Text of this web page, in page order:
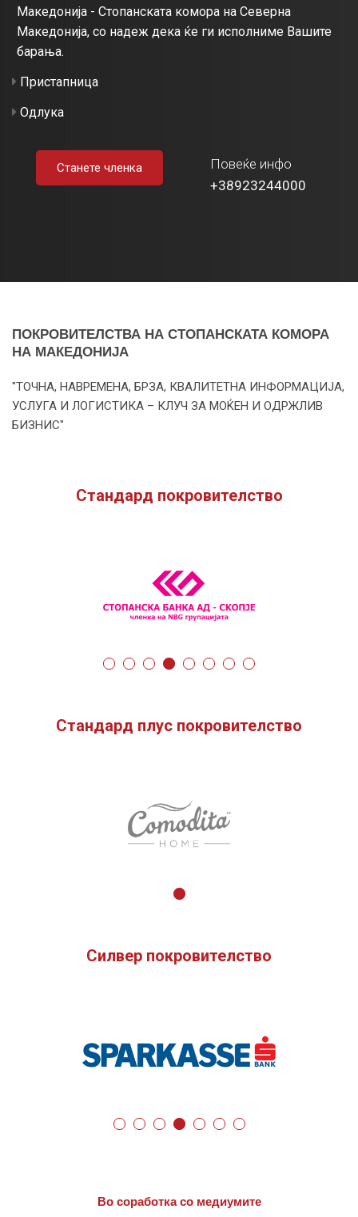
Македонија - Стопанската комора на Северна
Македонија, со надеж дека ќе ги исполниме Вашите
барања.
Пристапница
Одлука
Станете членка
Повеќе инфо
+38923244000
ПОКРОВИТЕЛСТВА НА СТОПАНСКАТА КОМОРА
НА МАКЕДОНИЈА
"ТОЧНА, НАВРЕМЕНА, БРЗА, КВАЛИТЕТНА ИНФОРМАЦИЈА,
УСЛУГА И ЛОГИСТИКА – КЛУЧ ЗА МОЌЕН И ОДРЖЛИВ
БИЗНИС"
Стандард покровителство
Стандард плус покровителство
Силвер покровителство
Во соработка со медиумите